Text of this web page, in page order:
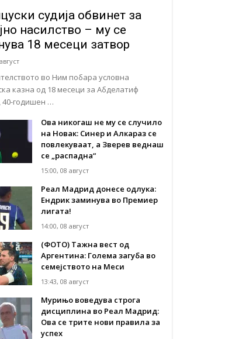
судија обвинет за
насилство – му се
18 месеци затвор
во Ним побара условна
казна од 18 месеци за Абделатиф
40-годишен …
Ова никогаш не му се случило
на Новак: Синер и Алкараз се
повлекуваат, а Зверев веднаш
се „распадна“
15:00, 08 август
Реал Мадрид донесе одлука:
Eндрик заминува во Премиер
лигата!
14:00, 08 август
(ФОТО) Тажна вест од
Аргентина: Голема загуба во
семејството на Меси
13:43, 08 август
Мурињо воведува строга
дисциплина во Реал Мадрид:
Ова се трите нови правила за
успех